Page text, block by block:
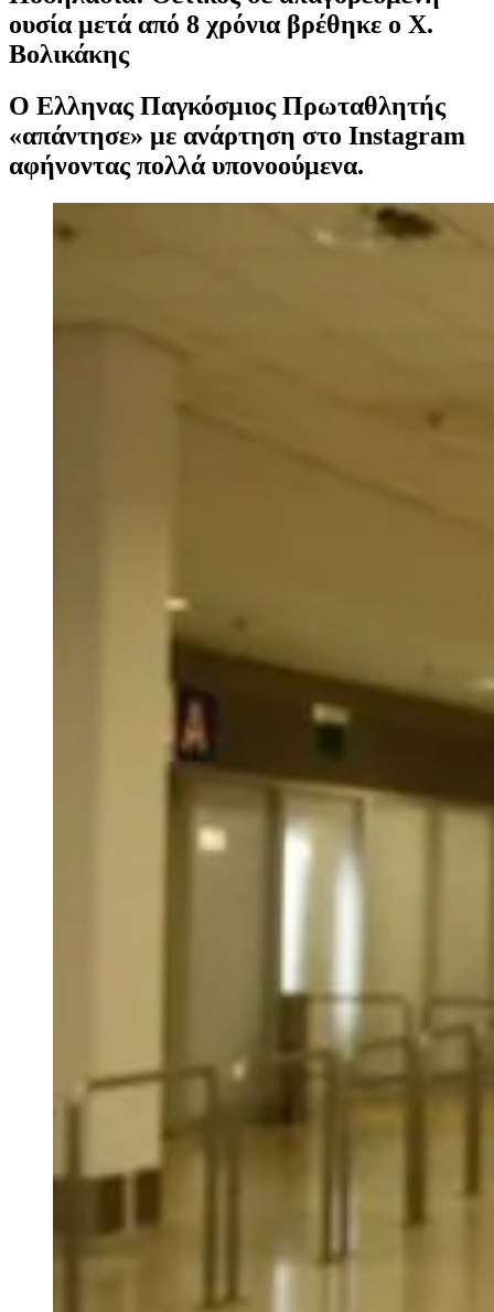
ουσία μετά από 8 χρόνια βρέθηκε ο Χ.
Βολικάκης
Ο Ελληνας Παγκόσμιος Πρωταθλητής
«απάντησε» με ανάρτηση στο Instagram
αφήνοντας πολλά υπονοούμενα.